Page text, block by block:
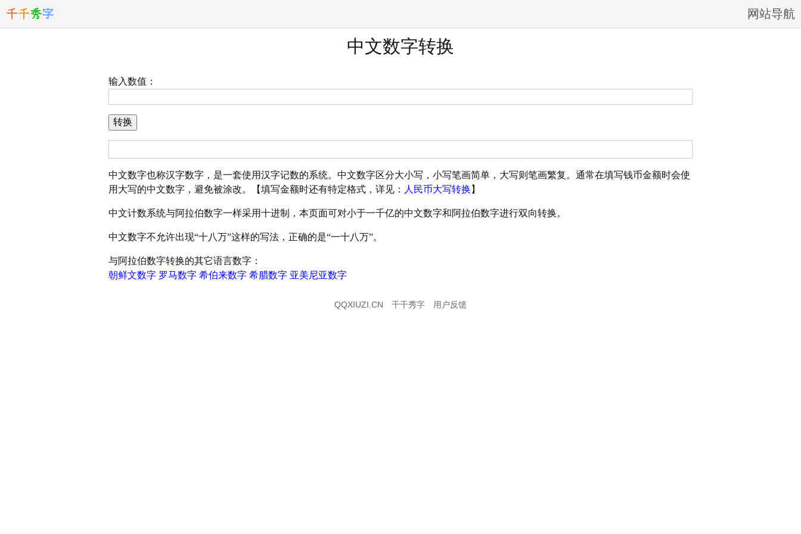
千千秀字 网站导航
中文数字转换
输入数值：
中文数字也称汉字数字，是一套使用汉字记数的系统。中文数字区分大小写，小写笔画简单，大写则笔画繁复。通常在填写钱币金额时会使
用大写的中文数字，避免被涂改。【填写金额时还有特定格式，详见： 人民币大写转换 】
中文计数系统与阿拉伯数字一样采用十进制，本页面可对小于一千亿的中文数字和阿拉伯数字进行双向转换。
中文数字不允许出现“十八万”这样的写法，正确的是“一十八万”。
与阿拉伯数字转换的其它语言数字：
朝鲜文数字 罗马数字 希伯来数字 希腊数字 亚美尼亚数字
QQXIUZI.CN千千秀字 用户反馈